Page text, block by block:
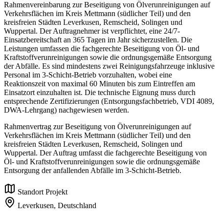
Rahmenvereinbarung zur Beseitigung von Ölverunreinigungen auf
Verkehrsflächen im Kreis Mettmann (südlicher Teil) und den
kreisfreien Städten Leverkusen, Remscheid, Solingen und
Wuppertal. Der Auftragnehmer ist verpflichtet, eine 24/7-
Einsatzbereitschaft an 365 Tagen im Jahr sicherzustellen. Die
Leistungen umfassen die fachgerechte Beseitigung von Öl- und
Kraftstoffverunreinigungen sowie die ordnungsgemäße Entsorgung
der Abfälle. Es sind mindestens zwei Reinigungsfahrzeuge inklusive
Personal im 3-Schicht-Betrieb vorzuhalten, wobei eine
Reaktionszeit von maximal 60 Minuten bis zum Eintreffen am
Einsatzort einzuhalten ist. Die technische Eignung muss durch
entsprechende Zertifizierungen (Entsorgungsfachbetrieb, VDI 4089,
DWA-Lehrgang) nachgewiesen werden.
Rahmenvertrag zur Beseitigung von Ölverunreinigungen auf
Verkehrsflächen im Kreis Mettmann (südlicher Teil) und den
kreisfreien Städten Leverkusen, Remscheid, Solingen und
Wuppertal. Der Auftrag umfasst die fachgerechte Beseitigung von
Öl- und Kraftstoffverunreinigungen sowie die ordnungsgemäße
Entsorgung der anfallenden Abfälle im 3-Schicht-Betrieb.
Standort Projekt
Leverkusen, Deutschland